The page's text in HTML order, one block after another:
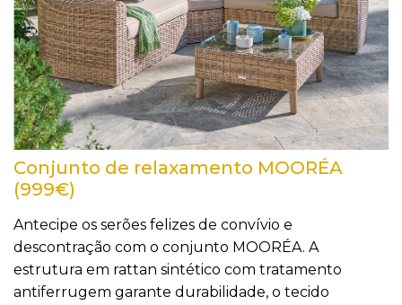
Conjunto de relaxamento MOORÉA
(999€)
Antecipe os serões felizes de convívio e
descontração com o conjunto MOORÉA. A
estrutura em rattan sintético com tratamento
antiferrugem garante durabilidade, o tecido